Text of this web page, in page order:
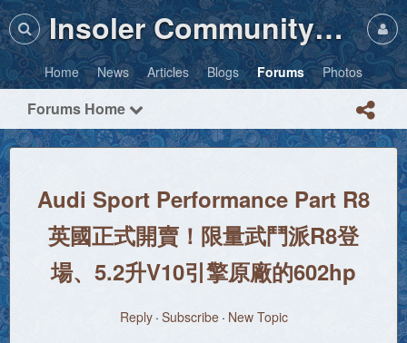
Insoler Community・Photos
Home News Articles Blogs Forums Photos
Forums Home
Audi Sport Performance Part R8
英國正式開賣！限量武鬥派R8登
場、5.2升V10引擎原廠的602hp
Reply Subscribe New Topic